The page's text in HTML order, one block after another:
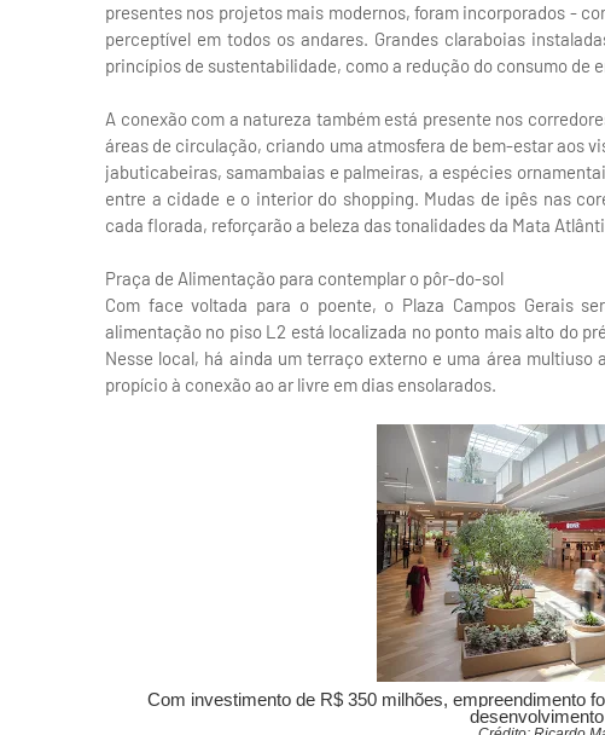
presentes nos projetos mais modernos, foram incorporados -
perceptível em todos os andares. Grandes claraboias
princípios de sustentabilidade, como a redução do consumo de
A conexão com a natureza também está presente nos
áreas de circulação, criando uma atmosfera de bem-estar aos
jabuticabeiras, samambaias e palmeiras, a espécies
entre a cidade e o interior do shopping. Mudas de ipês nas
cada florada, reforçarão a beleza das tonalidades da Mata
Praça de Alimentação para contemplar o pôr-do-sol
Com face voltada para o poente, o Plaza Campos Gerais
alimentação no piso L2 está localizada no ponto mais alto do
Nesse local, há ainda um terraço externo e uma área
propício à conexão ao ar livre em dias ensolarados.
Com investimento de R$ 350 milhões, empreendimento
desenvolvimento